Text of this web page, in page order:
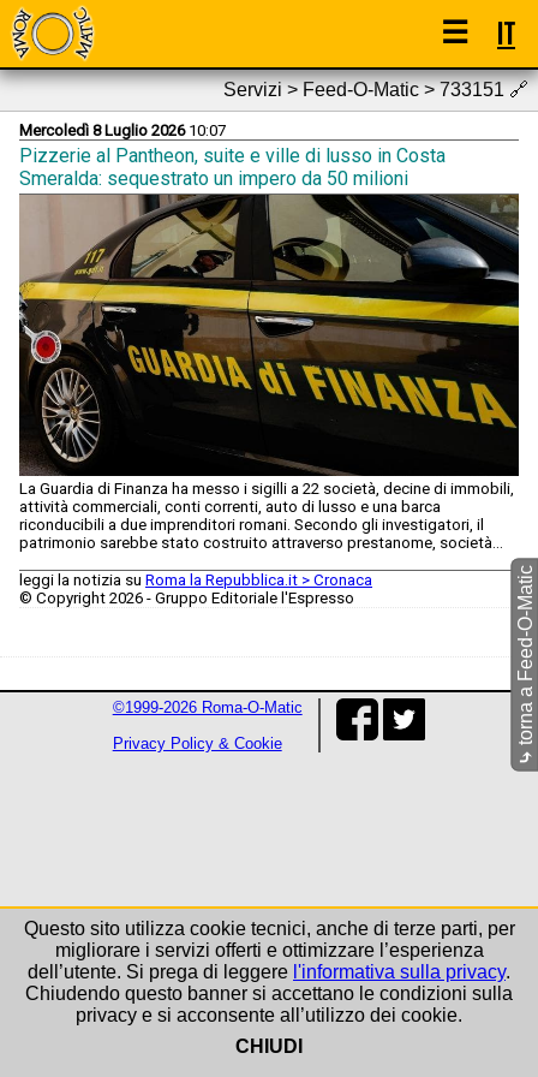
☰ IT
Servizi > Feed-O-Matic > 733151🔗
Mercoledì 8 Luglio 202610:07
Pizzerie al Pantheon, suite e ville di lusso in Costa
Smeralda: sequestrato un impero da 50 milioni
La Guardia di Finanza ha messo i sigilli a 22 società, decine di immobili,
attività commerciali, conti correnti, auto di lusso e una barca
riconducibili a due imprenditori romani. Secondo gli investigatori, il
patrimonio sarebbe stato costruito attraverso prestanome, società...
leggi la notizia su Roma la Repubblica.it > Cronaca
© Copyright 2026 - Gruppo Editoriale l'Espresso
⤷
torna a Feed-O-Matic
©1999-2026 Roma-O-Matic
Privacy Policy & Cookie
Questo sito utilizza cookie tecnici, anche di terze parti, per
migliorare i servizi offerti e ottimizzare l’esperienza
dell’utente. Si prega di leggere l'informativa sulla privacy.
Chiudendo questo banner si accettano le condizioni sulla
privacy e si acconsente all’utilizzo dei cookie.
CHIUDI